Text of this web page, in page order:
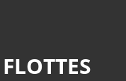
FLOTTES
Contact